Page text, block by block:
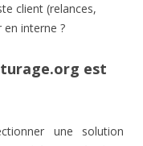
client (relances,
en interne ?
est
une solution